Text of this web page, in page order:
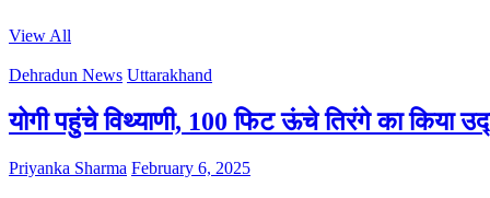
View All
Dehradun News Uttarakhand
योगी पहुंचे विथ्याणी, 100 फिट ऊंचे तिरंगे का किया
Priyanka Sharma February 6, 2025